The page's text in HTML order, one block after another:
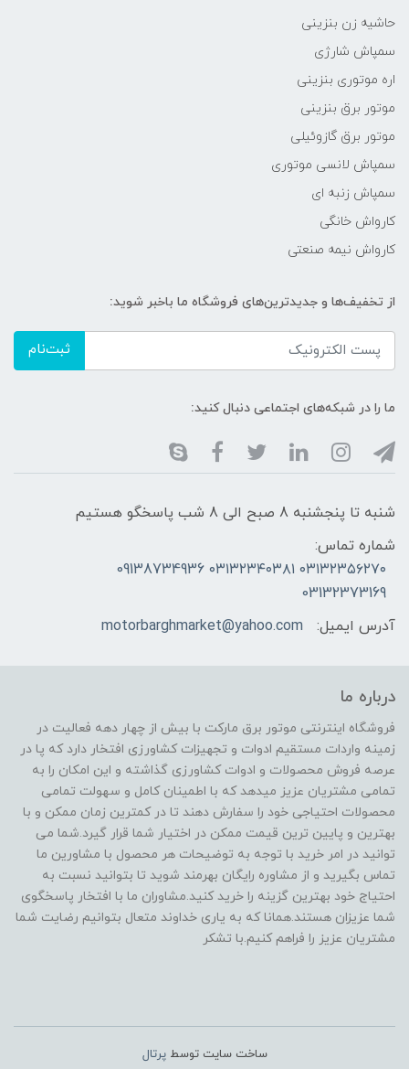
حاشیه زن بنزینی
سمپاش شارژی
اره موتوری بنزینی
موتور برق بنزینی
موتور برق گازوئیلی
سمپاش لانسی موتوری
سمپاش زنبه ای
کارواش خانگی
کارواش نیمه صنعتی
از تخفیف‌ها و جدیدترین‌های فروشگاه ما باخبر شوید:
ثبت‌نام
ما را در شبکه‌های اجتماعی دنبال کنید:
شنبه تا پنجشنبه 8 صبح الی 8 شب پاسخگو هستیم
شماره تماس:
۰۳۱۳۲۳۵۶۲۷۰ ۰۳۱۳۲۳۴۰۳۸۱ 09138734936
03132373169
آدرس ایمیل:
motorbarghmarket@yahoo.com
درباره ما
فروشگاه اینترنتی موتور برق مارکت با بیش از چهار دهه فعالیت در
زمینه واردات مستقیم ادوات و تجهیزات کشاورزی افتخار دارد که پا در
عرصه فروش محصولات و ادوات کشاورزی گذاشته و این امکان را به
تمامی مشتریان عزیز میدهد که با اطمینان کامل و سهولت تمامی
محصولات احتیاجی خود را سفارش دهند تا در کمترین زمان ممکن و با
بهترین و پایین ترین قیمت ممکن در اختیار شما قرار گیرد.شما می
توانید در امر خرید با توجه به توضیحات هر محصول با مشاورین ما
تماس بگیرید و از مشاوره رایگان بهرمند شوید تا بتوانید نسبت به
احتیاج خود بهترین گزینه را خرید کنید.مشاوران ما با افتخار پاسخگوی
شما عزیزان هستند.همانا که به یاری خداوند متعال بتوانیم رضایت شما
مشتریان عزیز را فراهم کنیم.با تشکر
ساخت سایت توسطپرتال